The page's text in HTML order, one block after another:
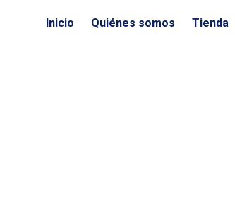
Inicio Quiénes somos Tienda